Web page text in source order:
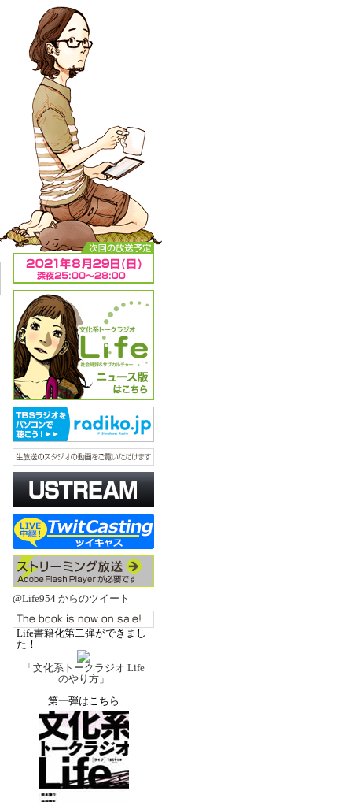
@Life954 からのツイート
Life書籍化第二弾ができまし
た！
「文化系トークラジオ Life
のやり方」
第一弾はこちら